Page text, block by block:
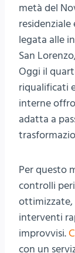
metà del
legata alle
San
Oggi il
riqualificati
interne
adatta a
Per questo
controlli
ottimizzate,
interventi
improvvisi.
con un